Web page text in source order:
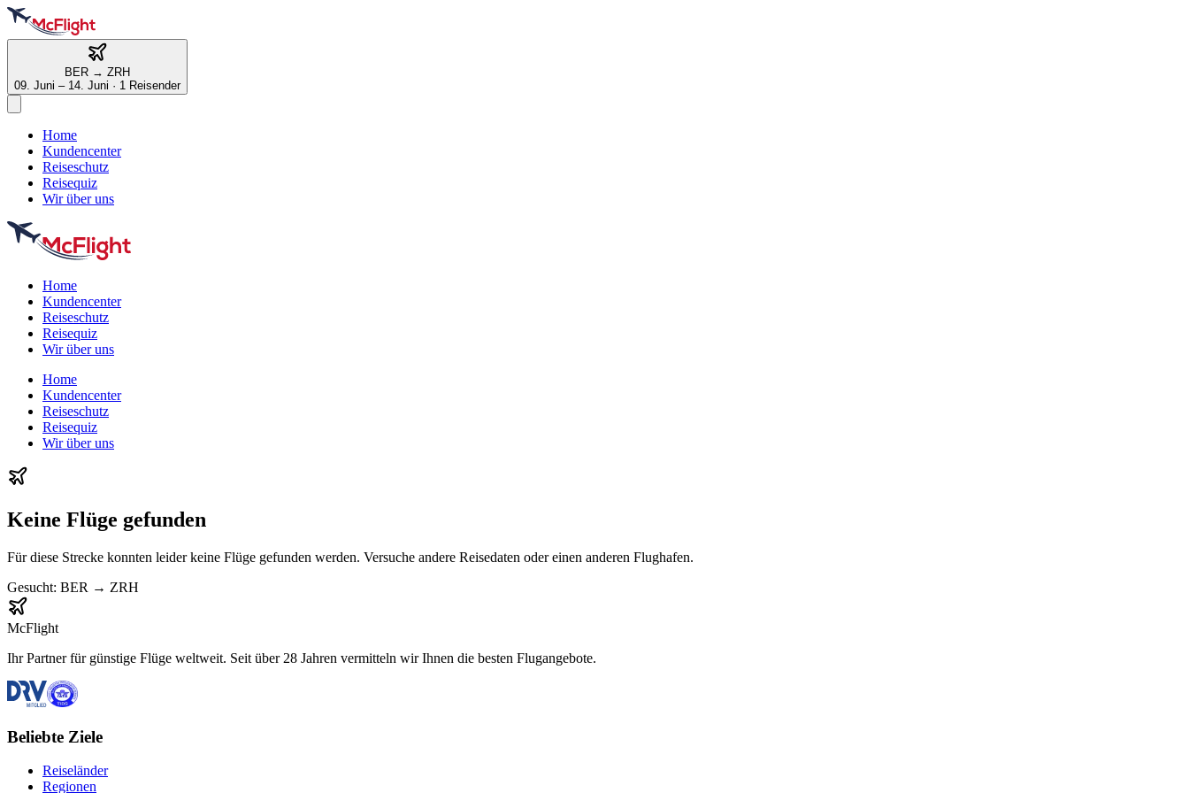
BER → ZRH
09. Juni – 14. Juni · 1 Reisender
Home
Kundencenter
Reiseschutz
Reisequiz
Wir über uns
Home
Kundencenter
Reiseschutz
Reisequiz
Wir über uns
Home
Kundencenter
Reiseschutz
Reisequiz
Wir über uns
Keine Flüge gefunden
Für diese Strecke konnten leider keine Flüge gefunden werden. Versuche andere Reisedaten oder einen anderen Flughafen.
Gesucht: BER → ZRH
McFlight
Ihr Partner für günstige Flüge weltweit. Seit über 28 Jahren vermitteln wir Ihnen die besten Flugangebote.
Beliebte Ziele
Reiseländer
Regionen